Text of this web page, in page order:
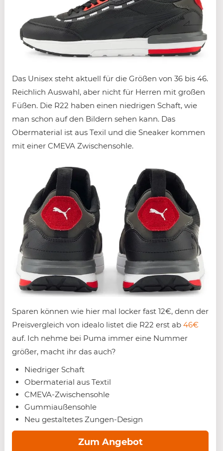
Das Unisex steht aktuell für die Größen von 36 bis 46.
Reichlich Auswahl, aber nicht für Herren mit großen
Füßen. Die R22 haben einen niedrigen Schaft, wie
man schon auf den Bildern sehen kann. Das
Obermaterial ist aus Texil und die Sneaker kommen
mit einer CMEVA Zwischensohle.
Sparen können wie hier mal locker fast 12€, denn der
Preisvergleich von idealo listet die R22 erst ab 46€
auf. Ich nehme bei Puma immer eine Nummer
größer, macht ihr das auch?
Niedriger Schaft
Obermaterial aus Textil
CMEVA-Zwischensohle
Gummiaußensohle
Neu gestaltetes Zungen-Design
Zum Angebot